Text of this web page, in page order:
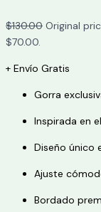
$130.00 Original
$70.00.
+ Envío Gratis
Gorra
Inspirada en
Diseño único
Ajuste
Bordado